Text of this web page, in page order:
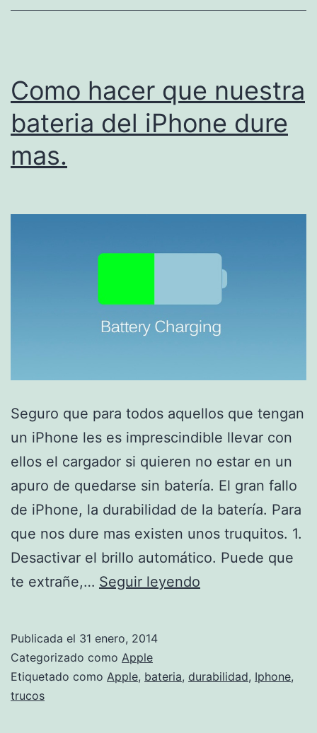
6.
Como hacer que nuestra
bateria del iPhone dure
mas.
Seguro que para todos aquellos que tengan
un iPhone les es imprescindible llevar con
ellos el cargador si quieren no estar en un
apuro de quedarse sin batería. El gran fallo
de iPhone, la durabilidad de la batería. Para
que nos dure mas existen unos truquitos. 1.
Desactivar el brillo automático. Puede que
te extrañe,… Seguir leyendo
bateria
Publicada el 31 enero, 2014
Categorizado como Apple
Etiquetado como Apple, bateria, durabilidad, Iphone,
trucos